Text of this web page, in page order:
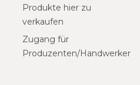
Produkte hier zu
verkaufen
Zugang für
Produzenten/Handwerker